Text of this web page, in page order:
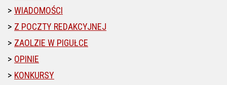
WIADOMOŚCI
Z POCZTY REDAKCYJNEJ
ZAOLZIE W PIGUŁCE
OPINIE
KONKURSY